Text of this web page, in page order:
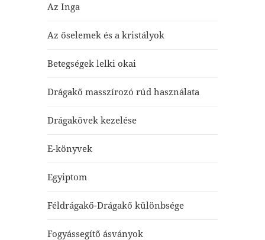
Az Inga
Az őselemek és a kristályok
Betegségek lelki okai
Drágakő masszírozó rúd használata
Drágakövek kezelése
E-könyvek
Egyiptom
Féldrágakő-Drágakő különbsége
Fogyássegítő ásványok